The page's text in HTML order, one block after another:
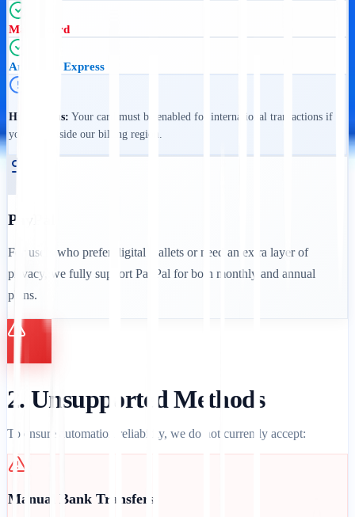
Mastercard
American Express
Huomautus: Your card must be enabled for international transactions if
you are outside our billing region.
PayPal
For users who prefer digital wallets or need an extra layer of
privacy, we fully support PayPal for both monthly and annual
plans.
2. Unsupported Methods
To ensure automation reliability, we do not currently accept:
Manual Bank Transfers